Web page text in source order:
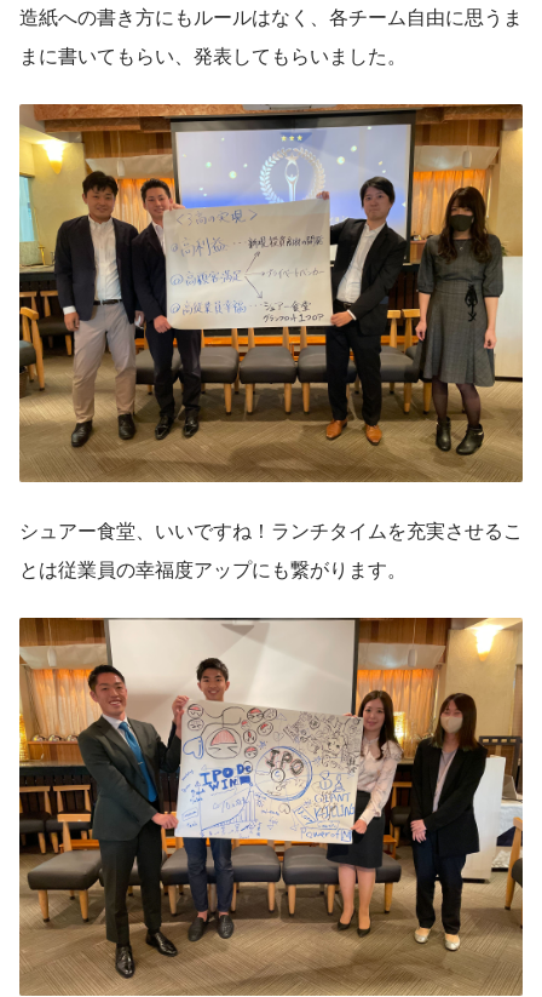
造紙への書き方にもルールはなく、各チーム自由に思うま
まに書いてもらい、発表してもらいました。
シュアー食堂、いいですね！ランチタイムを充実させるこ
とは従業員の幸福度アップにも繋がります。